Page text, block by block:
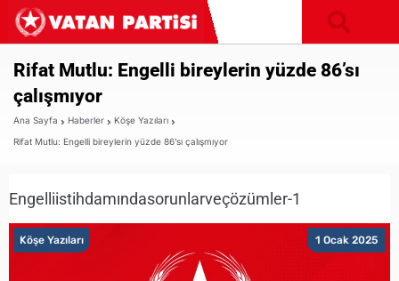
Rifat Mutlu: Engelli bireylerin yüzde 86’sı
çalışmıyor
Ana Sayfa Haberler
Köşe Yazıları
Rifat Mutlu: Engelli bireylerin yüzde 86’sı çalışmıyor
Engelliistihdamındasorunlarveçözümler-1
1 Ocak 2025
Köşe Yazıları